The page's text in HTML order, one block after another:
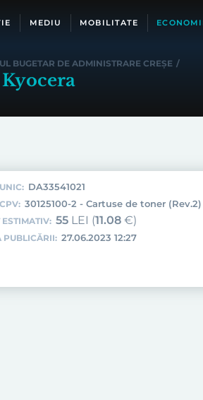
MEDIU MOBILITATE
BUGETAR DE ADMINISTRARE CREȘE /
DA33541021
30125100-2 - Cartuse de toner (Rev.2)
ESTIMATIV: 55LEI (11.08€)
PUBLICĂRII: 27.06.2023 12:27